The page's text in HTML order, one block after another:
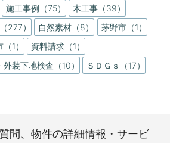
施工事例（75）
木工事（39）
277） 自然素材（8）
茅野市（1）
1）
資料請求（1）
装下地検査（10）
ＳＤＧｓ（17）
問、物件の詳細情報・サービ